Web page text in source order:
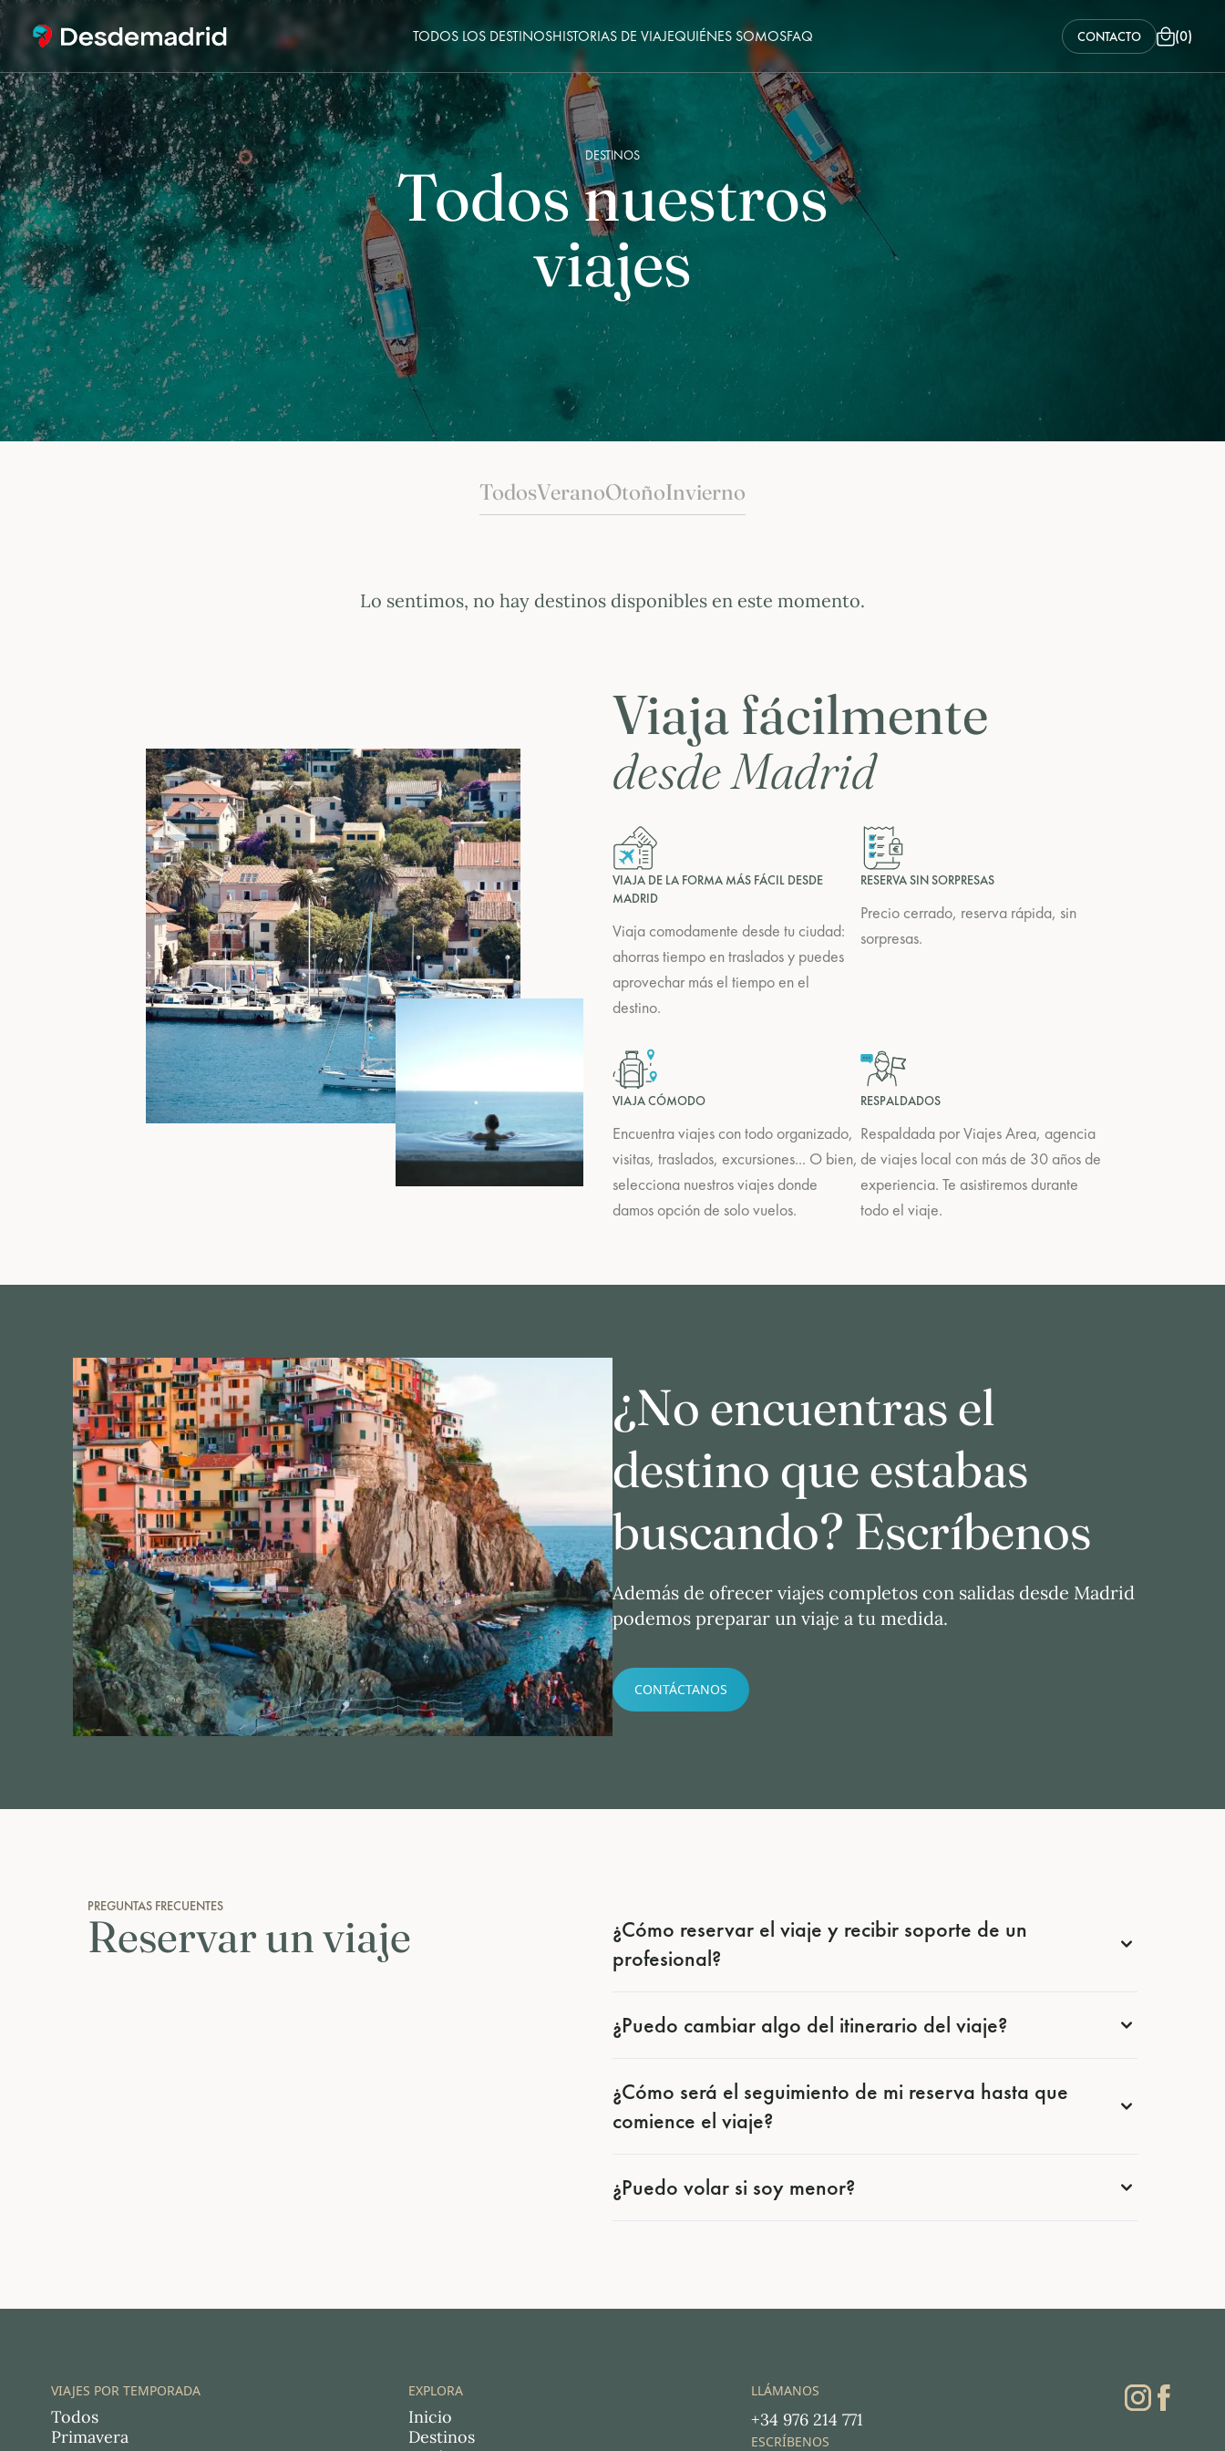
TODOS LOS DESTINOSHISTORIAS DE VIAJEQUIÉNES SOMOSFAQ CONTACTO (0)
DESTINOS
Todos nuestros
viajes
TodosVeranoOtoñoInvierno
Lo sentimos, no hay destinos disponibles en este momento.
Viaja fácilmente
desde Madrid
VIAJA DE LA FORMA MÁS FÁCIL DESDE
MADRID
Viaja comodamente desde tu ciudad:
ahorras tiempo en traslados y puedes
aprovechar más el tiempo en el
destino.
RESERVA SIN SORPRESAS
Precio cerrado, reserva rápida, sin
sorpresas.
VIAJA CÓMODO
Encuentra viajes con todo organizado,
visitas, traslados, excursiones... O bien,
selecciona nuestros viajes donde
damos opción de solo vuelos.
RESPALDADOS
Respaldada por Viajes Area, agencia
de viajes local con más de 30 años de
experiencia. Te asistiremos durante
todo el viaje.
¿No encuentras el
destino que estabas
buscando? Escríbenos
Además de ofrecer viajes completos con salidas desde Madrid
podemos preparar un viaje a tu medida.
CONTÁCTANOS
PREGUNTAS FRECUENTES
Reservar un viaje
¿Cómo reservar el viaje y recibir soporte de un
profesional?
¿Puedo cambiar algo del itinerario del viaje?
¿Cómo será el seguimiento de mi reserva hasta que
comience el viaje?
¿Puedo volar si soy menor?
VIAJES POR TEMPORADA
Todos
Primavera
EXPLORA
Inicio
Destinos
LLÁMANOS
+34 976 214 771
ESCRÍBENOS